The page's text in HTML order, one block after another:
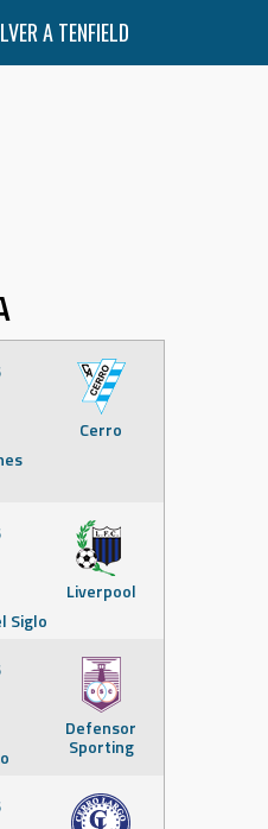
A TENFIELD
Cerro
Liverpool
Siglo
Defensor
Sporting